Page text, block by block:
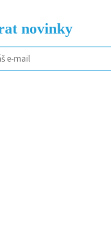
novinky